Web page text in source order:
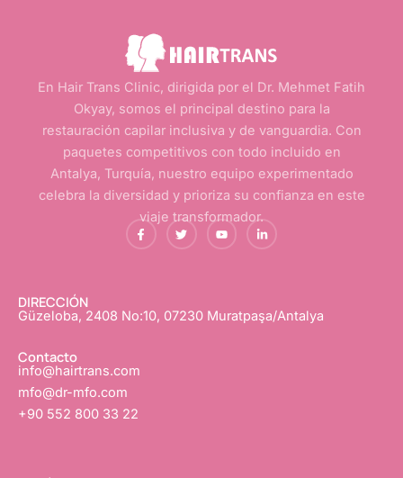
En Hair Trans Clinic, dirigida por el Dr. Mehmet Fatih
Okyay, somos el principal destino para la
restauración capilar inclusiva y de vanguardia. Con
paquetes competitivos con todo incluido en
Antalya, Turquía, nuestro equipo experimentado
celebra la diversidad y prioriza su confianza en este
viaje transformador.
f
a
c
-
G
o
r
Y
o
u
L
i
n
DIRECCIÓN
Güzeloba, 2408 No:10, 07230 Muratpaşa/Antalya
Contacto
info@hairtrans.com
mfo@dr-mfo.com
+90 552 800 33 22